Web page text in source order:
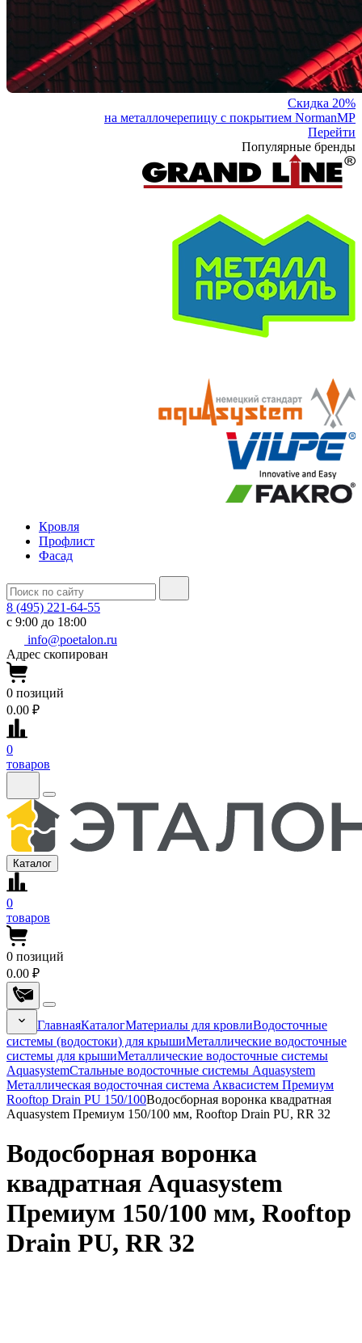
Скидка 20%
на металлочерепицу с покрытием NormanMP
Перейти
Популярные бренды
Кровля
Профлист
Фасад
8 (495) 221-64-55
с 9:00 до 18:00
info@poetalon.ru
Адрес скопирован
0 позиций
0.00 ₽
0
товаров
Каталог
0
товаров
0 позиций
0.00 ₽
ГлавнаяКаталогМатериалы для кровлиВодосточные
системы (водостоки) для крышиМеталлические водосточные
системы для крышиМеталлические водосточные системы
AquasystemСтальные водосточные системы Aquasystem
Металлическая водосточная система Аквасистем Премиум
Rooftop Drain PU 150/100Водосборная воронка квадратная
Aquasystem Премиум 150/100 мм, Rooftop Drain PU, RR 32
Водосборная воронка
квадратная Aquasystem
Премиум 150/100 мм, Rooftop
Drain PU, RR 32